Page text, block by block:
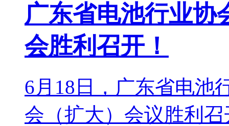
广东省电池行业协
会胜利召开！
6月18日，广东省电池
会（扩大）会议胜利